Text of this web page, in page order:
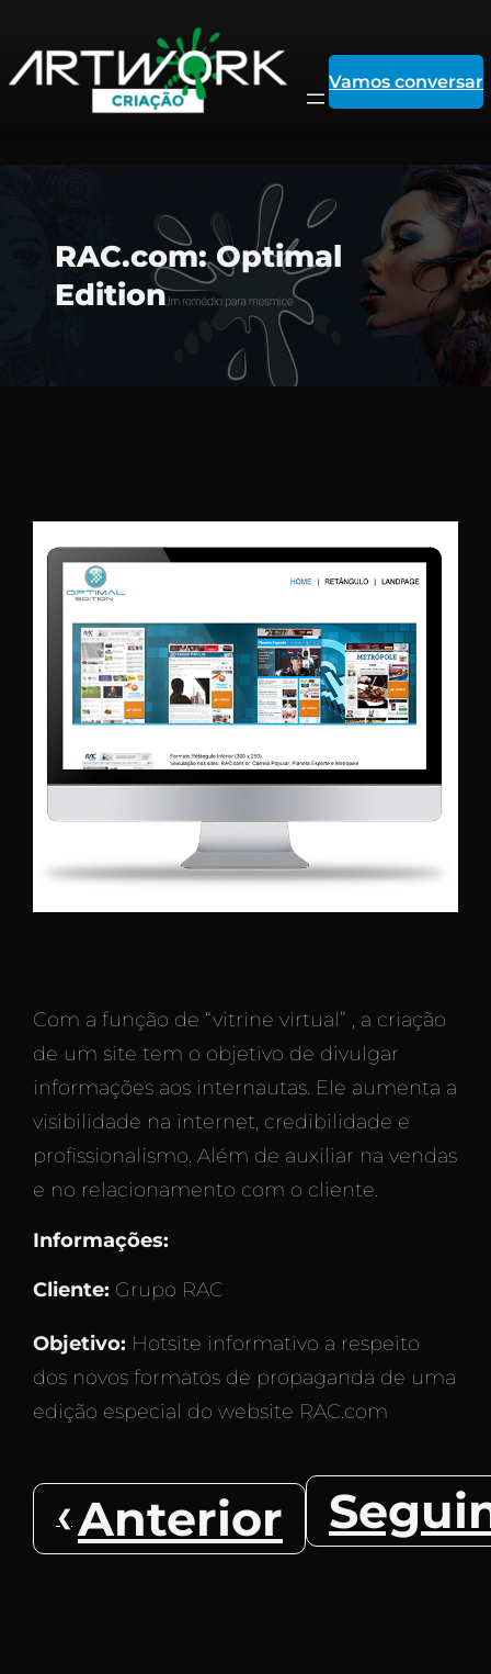
para
Vamos conversar
RAC.com: Optimal
Edition
Com a função de “vitrine virtual” , a criação
de um site tem o objetivo de divulgar
informações aos internautas. Ele aumenta a
visibilidade na internet, credibilidade e
profissionalismo. Além de auxiliar na vendas
e no relacionamento com o cliente.
Informações:
Cliente: Grupo RAC
Objetivo: Hotsite informativo a respeito
dos novos formatos de propaganda de uma
edição especial do website RAC.com
Anterior